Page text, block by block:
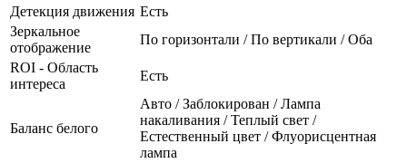
Детекция движения Есть
Зеркальное
отображение
По горизонтали / По вертикали / Оба
ROI - Область
интереса
Есть
Баланс белого
Авто / Заблокирован / Лампа
накаливания / Теплый свет /
Естественный цвет / Флуорисцентная
лампа